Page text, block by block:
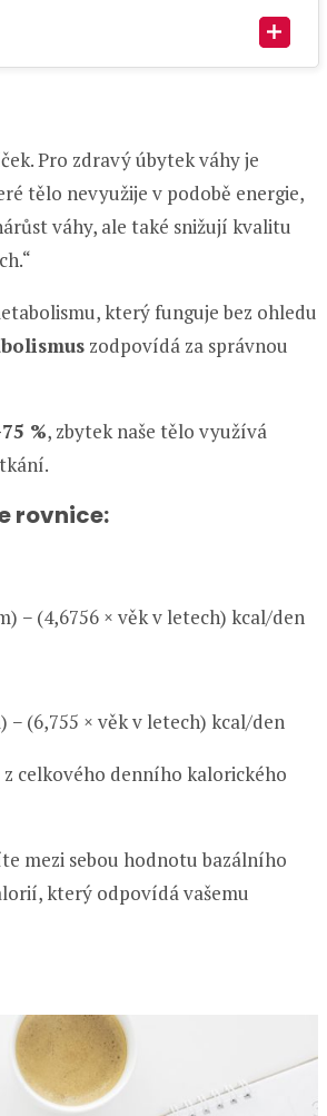
Pro zdravý úbytek váhy je
tělo nevyužije v podobě energie,
váhy, ale také snižují kvalitu
který funguje bez ohledu
zodpovídá za správnou
%, zbytek naše tělo využívá
rovnice:
− (4,6756 × věk v letech) kcal/den
− (6,755 × věk v letech) kcal/den
z celkového denního kalorického
mezi sebou hodnotu bazálního
který odpovídá vašemu